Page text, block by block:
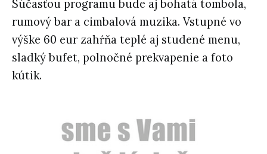
Súčasťou programu bude ajbohatá tombola,
rumový bara cimbalová muzika. Vstupné vo
výške 60 eurzahŕňa teplé aj studené menu,
sladký bufet, polnočné prekvapenie a foto
kútik.